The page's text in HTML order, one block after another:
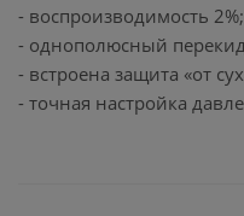
- воспроизводимость 2%;
- однополюсный
- встроена защита «от
- точная настройка